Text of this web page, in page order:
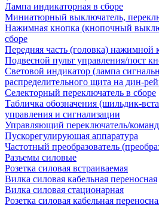
Лампа индикаторная в сборе
Миниатюрный выключатель,
Нажимная кнопка (кнопочный
сборе
Передняя часть (головка) нажимной
Подвесной пульт управления/пост
Световой индикатор (лампа
распределительного щита на дин-
Селекторный переключатель в сборе
Табличка обозначения (шильдик-
управления и сигнализации
Управляющий переключатель/
Пускорегулирующая аппаратура
Частотный преобразователь
Разъемы силовые
Розетка силовая встраиваемая
Вилка силовая кабельная переносная
Вилка силовая стационарная
Розетка силовая кабельная